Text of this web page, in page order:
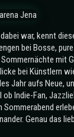
war, kennt
bei Bosse,
mit
bei Künstlern
Jahr aufs Neue,
ob Indie-Fan,
Sommerabend
Genau das